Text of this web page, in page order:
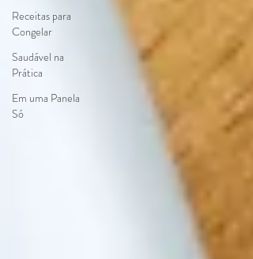
Receitas para
Congelar
Saudável na
Prática
Em uma Panela
Só